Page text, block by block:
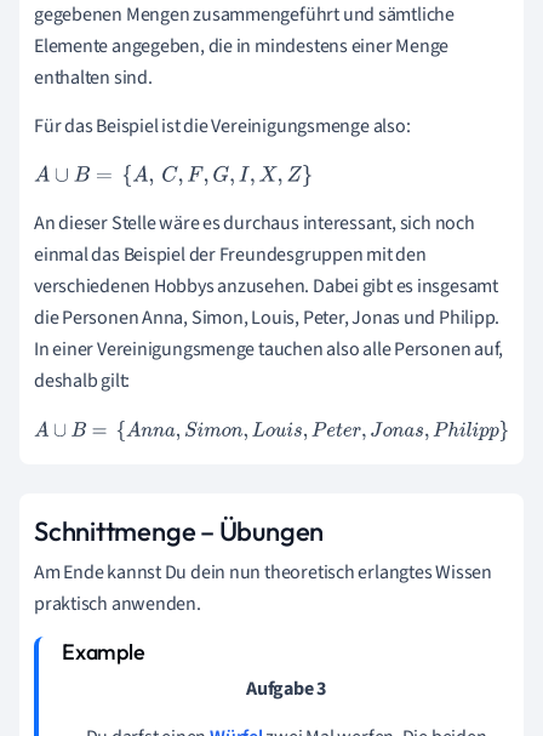
gegebenen Mengen zusammengeführt und sämtliche
Elemente angegeben, die in mindestens einer Menge
enthalten sind.
Für das Beispiel ist die Vereinigungsmenge also:
A∪B ={A,C F,G,I, X,Z}
An dieser Stelle wäre es durchaus interessant, sich noch
einmal das Beispiel der Freundesgruppen mit den
verschiedenen Hobbys anzusehen. Dabei gibt es insgesamt
die Personen Anna, Simon, Louis, Peter, Jonas und Philipp.
In einer Vereinigungsmenge tauchen also alle Personen auf,
deshalb gilt:
A∪B ={ An na,Simon ,Louis,Peter,Jonas,Philipp}
Schnittmenge – Übungen
Am Ende kannst Du dein nun theoretisch erlangtes Wissen
praktisch anwenden.
Aufgabe 3